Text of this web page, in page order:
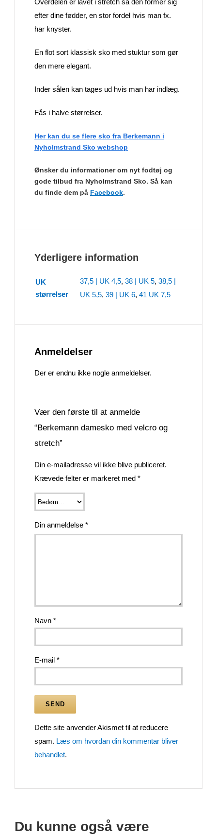
Overdelen er lavet i stretch så den former sig
efter dine fødder, en stor fordel hvis man fx.
har knyster.
En flot sort klassisk sko med stuktur som gør
den mere elegant.
Inder sålen kan tages ud hvis man har indlæg.
Fås i halve størrelser.
Her kan du se flere sko fra Berkemann i
Nyholmstrand Sko webshop
Ønsker du informationer om nyt fodtøj og
gode tilbud fra Nyholmstrand Sko. Så kan
du finde dem på Facebook.
Yderligere information
UK
størrelser
37,5 | UK 4,5, 38 | UK 5, 38,5 |
UK 5,5, 39 | UK 6, 41 UK 7,5
Anmeldelser
Der er endnu ikke nogle anmeldelser.
Vær den første til at anmelde
“Berkemann damesko med velcro og
stretch”
Din e-mailadresse vil ikke blive publiceret.
Krævede felter er markeret med *
Din anmeldelse *
Navn *
E-mail *
Dette site anvender Akismet til at reducere
spam. Læs om hvordan din kommentar bliver
behandlet.
Du kunne også være